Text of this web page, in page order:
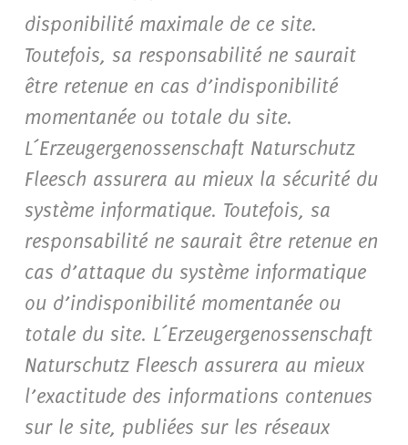
disponibilité maximale de ce site.
Toutefois, sa responsabilité ne saurait
être retenue en cas d’indisponibilité
momentanée ou totale du site.
L´Erzeugergenossenschaft Naturschutz
Fleesch assurera au mieux la sécurité du
système informatique. Toutefois, sa
responsabilité ne saurait être retenue en
cas d’attaque du système informatique
ou d’indisponibilité momentanée ou
totale du site. L´Erzeugergenossenschaft
Naturschutz Fleesch assurera au mieux
l’exactitude des informations contenues
sur le site, publiées sur les réseaux